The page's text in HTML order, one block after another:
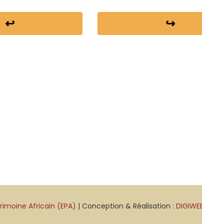
↩ ↪
Africain (EPA) | Conception & Réalisation :